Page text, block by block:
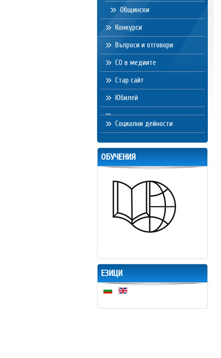
Общински
Конкурси
Въпроси и отговори
СО в медиите
Стар сайт
Юбилей
Социални дейности
ОБУЧЕНИЯ
ЕЗИЦИ